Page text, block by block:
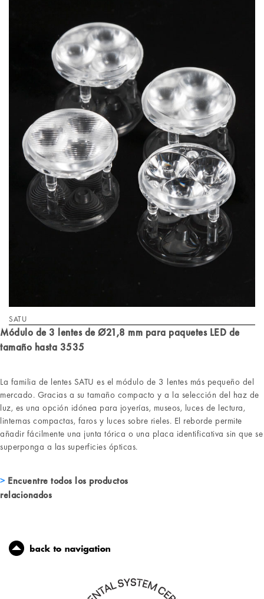
SATU
Módulo de 3 lentes de Ø21,8 mm para paquetes LED de
tamaño hasta 3535
La familia de lentes SATU es el módulo de 3 lentes más pequeño del
mercado. Gracias a su tamaño compacto y a la selección del haz de
luz, es una opción idónea para joyerías, museos, luces de lectura,
linternas compactas, faros y luces sobre rieles. El reborde permite
añadir fácilmente una junta tórica o una placa identificativa sin que se
superponga a las superficies ópticas.
Encuentre todos los productos
relacionados